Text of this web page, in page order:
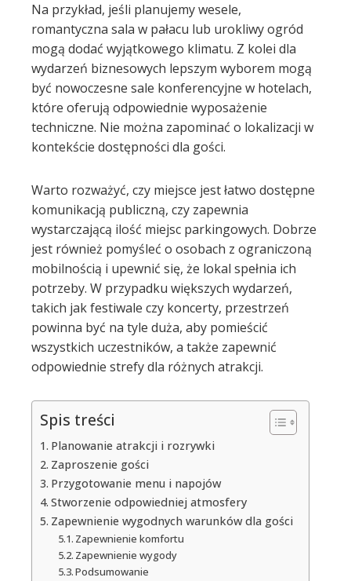
Na przykład, jeśli planujemy wesele,
romantyczna sala w pałacu lub urokliwy ogród
mogą dodać wyjątkowego klimatu. Z kolei dla
wydarzeń biznesowych lepszym wyborem mogą
być nowoczesne sale konferencyjne w hotelach,
które oferują odpowiednie wyposażenie
techniczne. Nie można zapominać o lokalizacji w
kontekście dostępności dla gości.
Warto rozważyć, czy miejsce jest łatwo dostępne
komunikacją publiczną, czy zapewnia
wystarczającą ilość miejsc parkingowych. Dobrze
jest również pomyśleć o osobach z ograniczoną
mobilnością i upewnić się, że lokal spełnia ich
potrzeby. W przypadku większych wydarzeń,
takich jak festiwale czy koncerty, przestrzeń
powinna być na tyle duża, aby pomieścić
wszystkich uczestników, a także zapewnić
odpowiednie strefy dla różnych atrakcji.
Spis treści
Planowanie atrakcji i rozrywki
Zaproszenie gości
Przygotowanie menu i napojów
Stworzenie odpowiedniej atmosfery
Zapewnienie wygodnych warunków dla gości
Zapewnienie komfortu
Zapewnienie wygody
Podsumowanie